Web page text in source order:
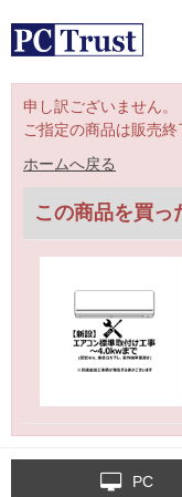
申し訳ございません。
ご指定の商品は販売
ホームへ戻る
この商品を買っ
PC